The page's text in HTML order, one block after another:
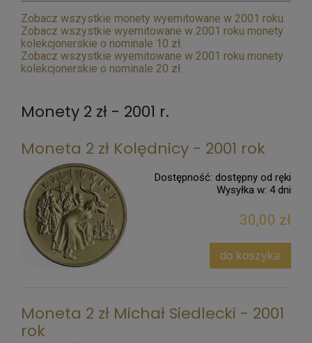
Zobacz wszystkie monety wyemitowane w 2001 roku.
Zobacz wszystkie wyemitowane w 2001 roku monety
kolekcjonerskie o nominale 10 zł.
Zobacz wszystkie wyemitowane w 2001 roku monety
kolekcjonerskie o nominale 20 zł.
Monety 2 zł - 2001 r.
Moneta 2 zł Kolędnicy - 2001 rok
Dostępność: dostępny od ręki
Wysyłka w: 4 dni
30,00 zł
do koszyka
Moneta 2 zł Michał Siedlecki - 2001
rok